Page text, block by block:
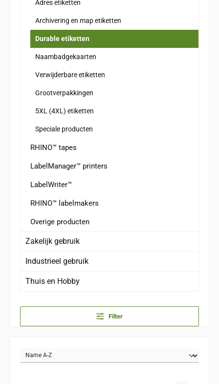
Adres etiketten
Archivering en map etiketten
Durable etiketten
Naambadgekaarten
Verwijderbare etiketten
Grootverpakkingen
5XL (4XL) etiketten
Speciale producten
RHINO™ tapes
LabelManager™ printers
LabelWriter™
RHINO™ labelmakers
Overige producten
Zakelijk gebruik
Industrieel gebruik
Thuis en Hobby
Filter